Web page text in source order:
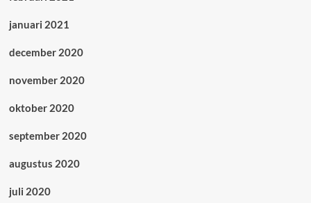
januari 2021
december 2020
november 2020
oktober 2020
september 2020
augustus 2020
juli 2020